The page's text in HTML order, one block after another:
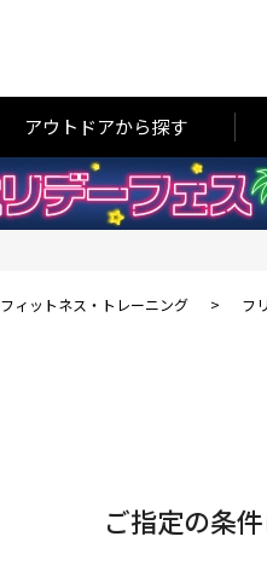
アウトドアから探す
フィットネス・トレーニング > フ
ご指定の条